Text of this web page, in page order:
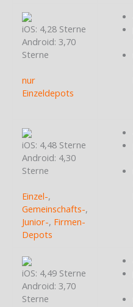
iOS: 4,28 Sterne
Android: 3,70
Sterne
nur
Einzeldepots
iOS: 4,48 Sterne
Android: 4,30
Sterne
Einzel-,
Gemeinschafts-,
Junior-, Firmen-
Depots
iOS: 4,49 Sterne
Android: 3,70
Sterne